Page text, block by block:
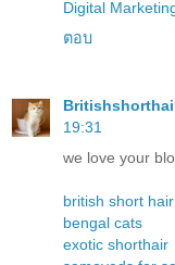
Digital
ตอบ
19:31
we love your
british short hair
bengal cats
exotic shorthair